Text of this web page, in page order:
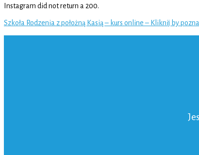
Instagram did not return a 200.
Szkoła Rodzenia z położną Kasią – kurs online – Kliknij by